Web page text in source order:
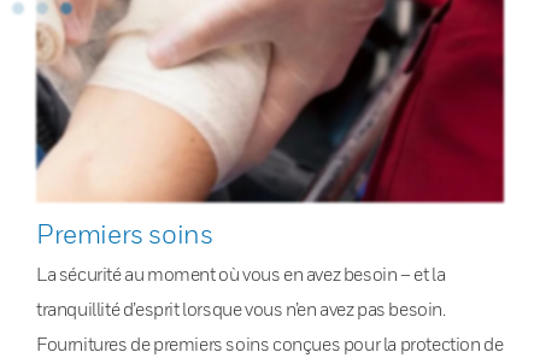
Premiers soins
La sécurité au moment où vous en avez besoin – et la
tranquillité d’esprit lorsque vous n’en avez pas besoin.
Fournitures de premiers soins conçues pour la protection de